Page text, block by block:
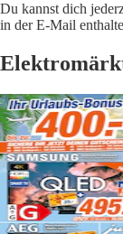
Du kannst dich
in der E-Mail